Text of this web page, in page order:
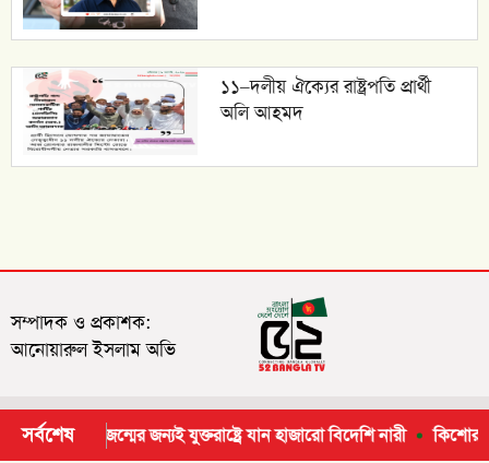
সর্বশেষ
জন্মের জন্যই যুক্তরাষ্ট্রে যান হাজারো বিদেশি নারী কিশোর-তরুণ
১১–দলীয় ঐক্যের রাষ্ট্রপতি প্রার্থী
অলি আহমদ
সম্পাদক ও প্রকাশক:
আনোয়ারুল ইসলাম অভি